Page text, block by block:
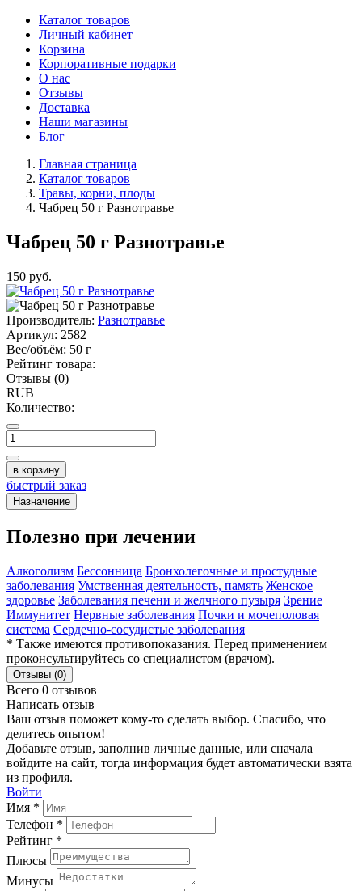
Каталог товаров
Личный кабинет
Корзина
Корпоративные подарки
О нас
Отзывы
Доставка
Наши магазины
Блог
Главная страница
Каталог товаров
Травы, корни, плоды
Чабрец 50 г Разнотравье
Чабрец 50 г Разнотравье
150 руб.
Производитель: Разнотравье
Артикул: 2582
Вес/объём: 50 г
Рейтинг товара:
Отзывы (0)
RUB
Количество:
в корзину
быстрый заказ
Назначение
Полезно при лечении
Алкоголизм Бессонница Бронхолегочные и простудные
заболевания Умственная деятельность, память Женское
здоровье Заболевания печени и желчного пузыря Зрение
Иммунитет Нервные заболевания Почки и мочеполовая
система Сердечно-сосудистые заболевания
* Также имеются противопоказания. Перед применением
проконсультируйтесь со специалистом (врачом).
Отзывы (0)
Всего 0 отзывов
Написать отзыв
Ваш отзыв поможет кому-то сделать выбор. Спасибо, что
делитесь опытом!
Добавьте отзыв, заполнив личные данные, или сначала
войдите на сайт, тогда информация будет автоматически взята
из профиля.
Войти
Имя *
Телефон *
Рейтинг *
Плюсы
Минусы